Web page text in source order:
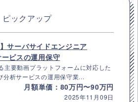
ピックアップ
サーバサイドエンジニア
ビスの運用保守
主要動画プラットフォームに対応した
分析サービスの運用保守業...
月額単価：80万円〜90万円
2025年11月09日